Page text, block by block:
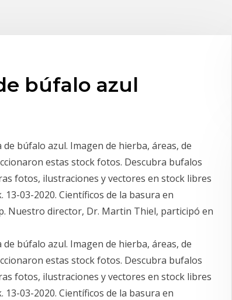
búfalo azul
búfalo azul. Imagen de hierba, áreas, de
estas stock fotos. Descubra bufalos
fotos, ilustraciones y vectores en stock libres
03-2020. Científicos de la basura en
Nuestro director, Dr. Martin Thiel, participó en
búfalo azul. Imagen de hierba, áreas, de
estas stock fotos. Descubra bufalos
fotos, ilustraciones y vectores en stock libres
03-2020. Científicos de la basura en